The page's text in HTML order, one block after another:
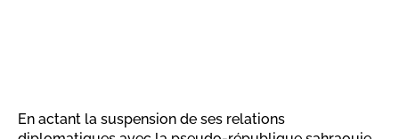
En actant la suspension de ses relations